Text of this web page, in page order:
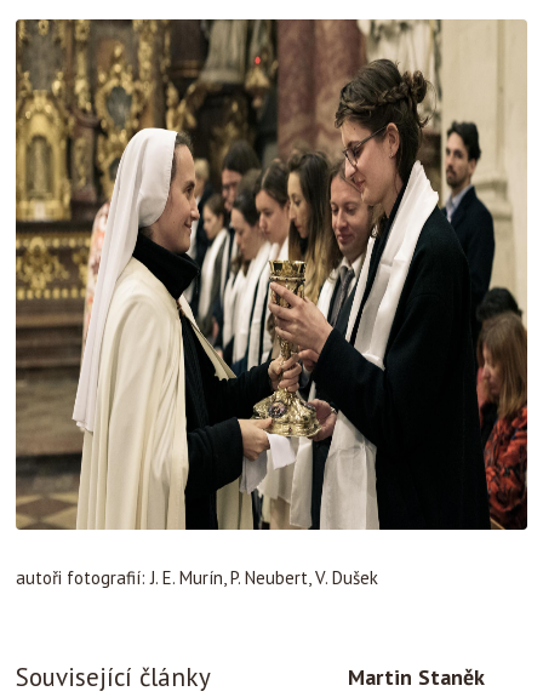
autoři fotografií: J. E. Murín, P. Neubert, V. Dušek
Související články Martin Staněk